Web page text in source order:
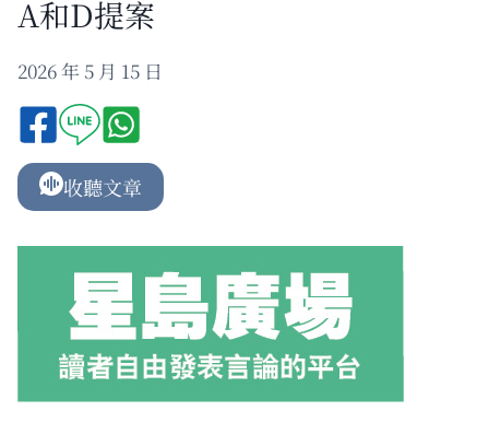
A和D提案
2026 年 5 月 15 日
收聽文章